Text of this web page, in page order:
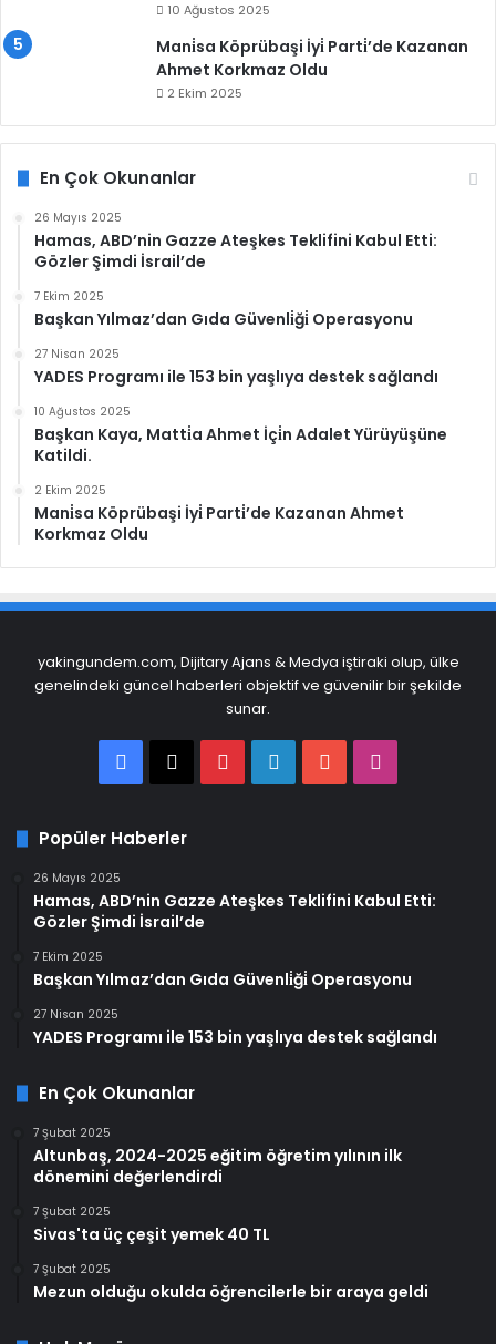
10 Ağustos 2025
Mani̇sa Köprübaşi İyi̇ Parti̇’de Kazanan
Ahmet Korkmaz Oldu
2 Ekim 2025
En Çok Okunanlar
26 Mayıs 2025
Hamas, ABD’nin Gazze Ateşkes Teklifini Kabul Etti:
Gözler Şimdi İsrail’de
7 Ekim 2025
Başkan Yılmaz’dan Gıda Güvenli̇ği̇ Operasyonu
27 Nisan 2025
YADES Programı ile 153 bin yaşlıya destek sağlandı
10 Ağustos 2025
Başkan Kaya, Matti̇a Ahmet İçi̇n Adalet Yürüyüşüne
Katildi.
2 Ekim 2025
Mani̇sa Köprübaşi İyi̇ Parti̇’de Kazanan Ahmet
Korkmaz Oldu
yakingundem.com, Dijitary Ajans & Medya iştiraki olup, ülke
genelindeki güncel haberleri objektif ve güvenilir bir şekilde
sunar.
Facebook
X PinterestLinkedInYouTube
Popüler Haberler
26 Mayıs 2025
Hamas, ABD’nin Gazze Ateşkes Teklifini Kabul Etti:
Gözler Şimdi İsrail’de
7 Ekim 2025
Başkan Yılmaz’dan Gıda Güvenli̇ği̇ Operasyonu
27 Nisan 2025
YADES Programı ile 153 bin yaşlıya destek sağlandı
En Çok Okunanlar
7 Şubat 2025
Altunbaş, 2024-2025 eğitim öğretim yılının ilk
dönemini değerlendirdi
7 Şubat 2025
Sivas'ta üç çeşit yemek 40 TL
7 Şubat 2025
Mezun olduğu okulda öğrencilerle bir araya geldi